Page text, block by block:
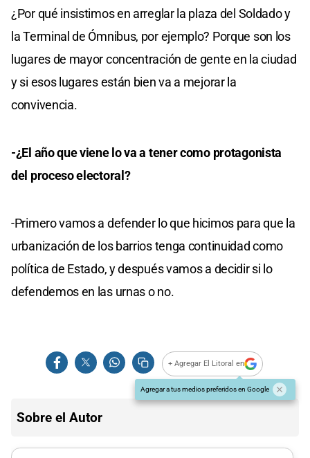
¿Por qué insistimos en arreglar la plaza del Soldado y
la Terminal de Ómnibus, por ejemplo? Porque son los
lugares de mayor concentración de gente en la ciudad
y si esos lugares están bien va a mejorar la
convivencia.
-¿El año que viene lo va a tener como protagonista
del proceso electoral?
-Primero vamos a defender lo que hicimos para que la
urbanización de los barrios tenga continuidad como
política de Estado, y después vamos a decidir si lo
defendemos en las urnas o no.
+ Agregar El Litoral en
Agregar a tus medios preferidos en Google
Sobre el Autor